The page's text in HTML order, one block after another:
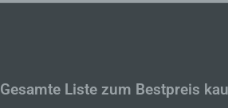
Gesamte Liste zum Bestpreis